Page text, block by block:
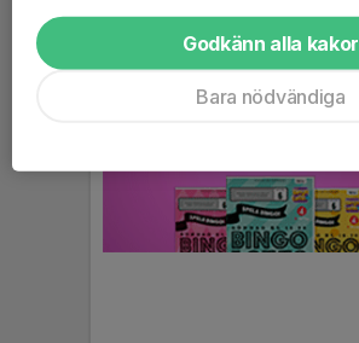
Godkänn alla kakor
Bara nödvändiga